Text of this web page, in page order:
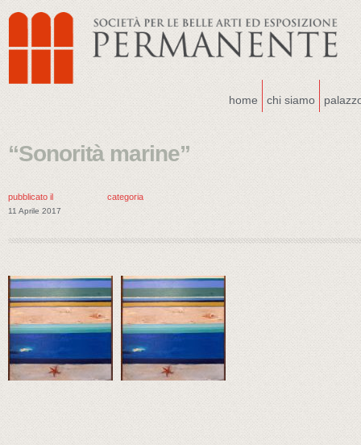
home chi siamo
“Sonorità marine”
pubblicato il
11 Aprile 2017
categoria